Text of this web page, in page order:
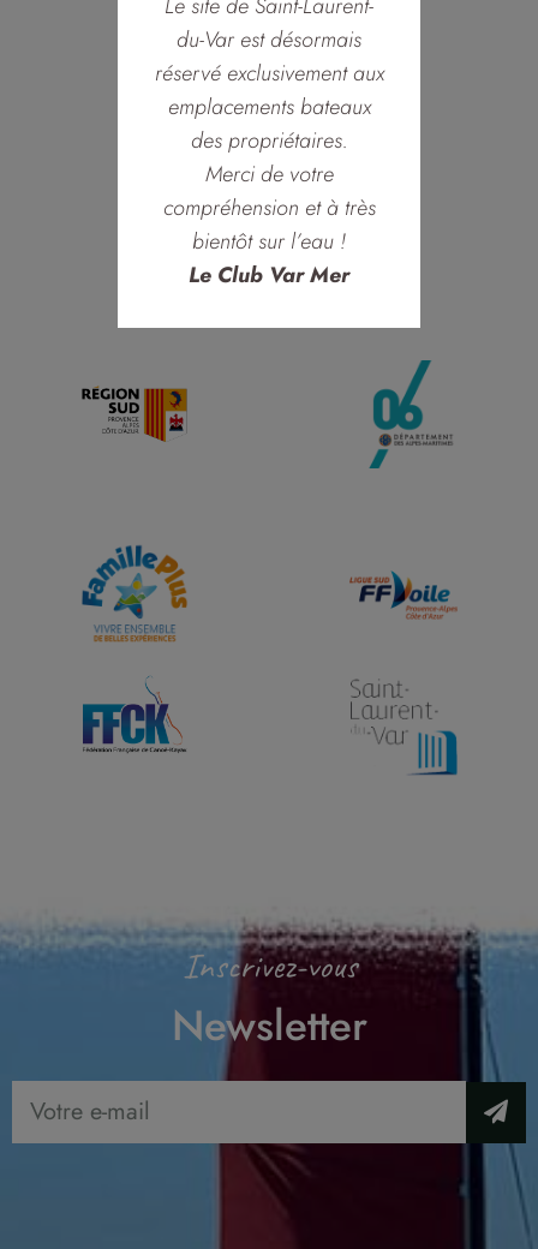
Inscrivez-vous
Newsletter
du-Var est désormais
réservé exclusivement aux
emplacements bateaux
des propriétaires.
Merci de votre
compréhension et à très
bientôt sur l’eau !
Le Club Var Mer